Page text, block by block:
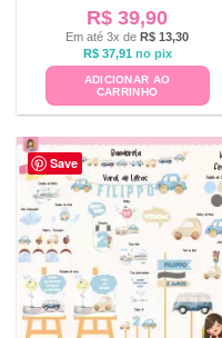
R$ 39,90
Em até 3x de R$ 13,30
R$37,91 no pix
ADICIONAR AO
CARRINHO
Save